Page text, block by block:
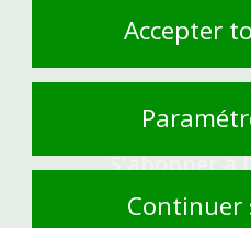
Mentions
Site by
S'abonner à
Accepter
Continuer